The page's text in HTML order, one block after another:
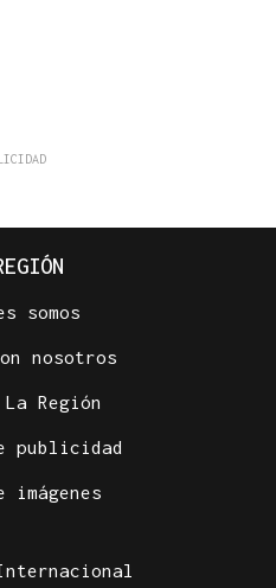
somos
nosotros
Región
publicidad
imágenes